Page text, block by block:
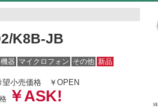
K8B-JB
器 マイクロフォン その他 新品
望小売価格 ￥OPEN
￥ASK!